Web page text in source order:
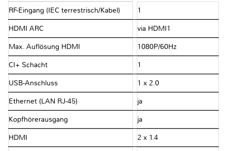
RF-Eingang (IEC terrestrisch/Kabel) 1
HDMI ARC via HDMI1
Max. Auflösung HDMI 1080P/60Hz
CI+ Schacht 1
USB-Anschluss 1 x 2.0
Ethernet (LAN RJ-45) ja
Kopfhörerausgang ja
HDMI 2 x 1.4